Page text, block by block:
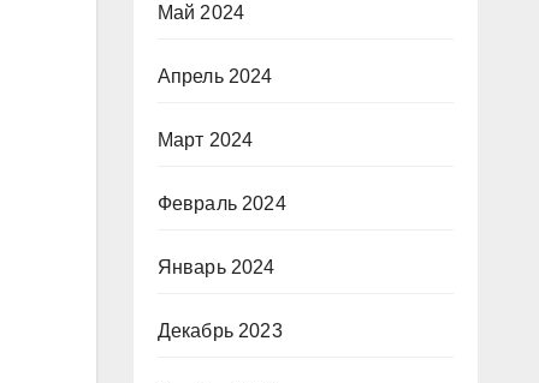
Май 2024
Апрель 2024
Март 2024
Февраль 2024
Январь 2024
Декабрь 2023